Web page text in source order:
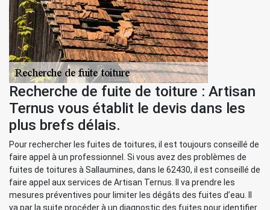
Recherche de fuite de toiture : Artisan
Ternus vous établit le devis dans les
plus brefs délais.
Pour rechercher les fuites de toitures, il est toujours conseillé de
faire appel à un professionnel. Si vous avez des problèmes de
fuites de toitures à Sallaumines, dans le 62430, il est conseillé de
faire appel aux services de Artisan Ternus. Il va prendre les
mesures préventives pour limiter les dégâts des fuites d’eau. Il
va par la suite procéder à un diagnostic des fuites pour identifier